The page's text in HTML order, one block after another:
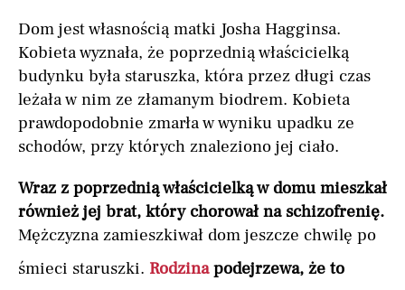
Dom jest własnością matki Josha Hagginsa.
Kobieta wyznała, że poprzednią właścicielką
budynku była staruszka, która przez długi czas
leżała w nim ze złamanym biodrem. Kobieta
prawdopodobnie zmarła w wyniku upadku ze
schodów, przy których znaleziono jej ciało.
Wraz z poprzednią właścicielką w domu mieszkał
również jej brat, który chorował na schizofrenię.
Mężczyzna zamieszkiwał dom jeszcze chwilę po
śmieci staruszki. Rodzinapodejrzewa, że to